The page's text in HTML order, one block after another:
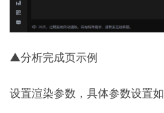
▲分析完成页示例
设置渲染参数，具体参数设置如